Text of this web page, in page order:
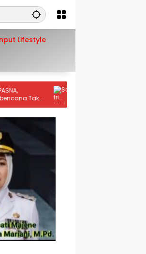
Lifestyle
Tak
Safri Minta Kepmen ESDM
Minerba Sulteng Terancam Nol